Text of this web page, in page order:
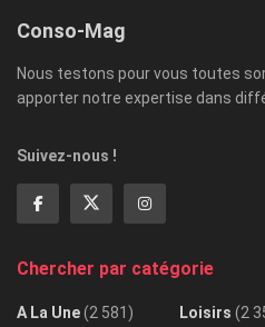
Conso-Mag
Nous testons pour vous toutes
apporter notre expertise dans
Suivez-nous !
Chercher par catégorie
A La Une(2 581)
Loisirs (2